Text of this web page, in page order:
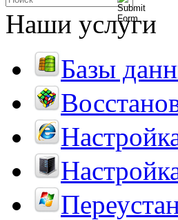
Наши услуги
Базы